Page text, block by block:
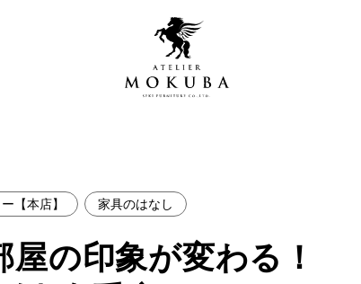
レミアムギャラリー
新入荷情報
【本店】 家具のはなし
の印象が変わる！